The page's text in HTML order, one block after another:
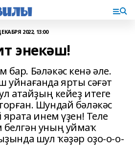
2022, 13:00
энекәш!
Бә­ләкәс кенә әле.
уйнағанда ярты сә­ғәт
атайҙың кейеҙ итеге
Шундай бәләкәс
инем үҙен! Теле
белгән уның уймаҡ
шул ҡәҙәр оҙо-о-о-